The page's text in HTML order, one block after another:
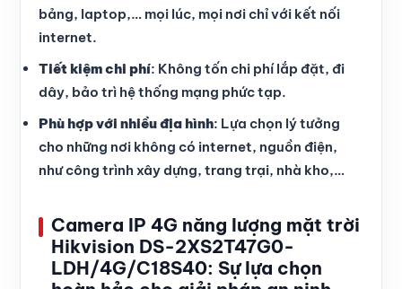
bảng, laptop,… mọi lúc, mọi nơi chỉ với kết nối
internet.
Tiết kiệm chi phí: Không tốn chi phí lắp đặt, đi
dây, bảo trì hệ thống mạng phức tạp.
Phù hợp với nhiều địa hình: Lựa chọn lý tưởng
cho những nơi không có internet, nguồn điện,
như công trình xây dựng, trang trại, nhà kho,…
Camera IP 4G năng lượng mặt trời
Hikvision DS-2XS2T47G0-
LDH/4G/C18S40: Sự lựa chọn